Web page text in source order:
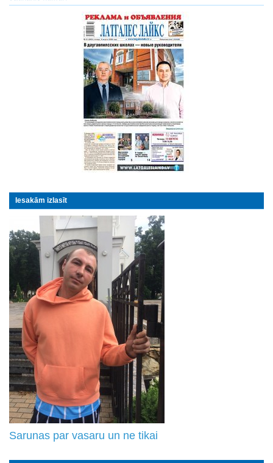
Iesakām izlasīt
Sarunas par vasaru un ne tikai